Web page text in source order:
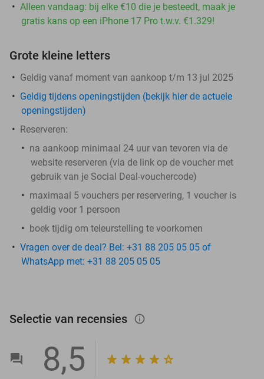
Alleen vandaag: bij elke €10 die je besteedt, maak je
gratis kans op een iPhone 17 Pro t.w.v. €1.329!
Grote kleine letters
Geldig vanaf moment van aankoop t/m 13 jul 2025
Geldig tijdens openingstijden (bekijk hier de actuele
openingstijden)
Reserveren:
na aankoop minimaal 24 uur van tevoren via de
website reserveren (via de link op de voucher met
gebruik van je Social Deal-vouchercode)
maximaal 5 vouchers per reservering, 1 voucher is
geldig voor 1 persoon
boek tijdig om teleurstelling te voorkomen
Vragen over de deal? Bel: +31 88 205 05 05 of
WhatsApp met: +31 88 205 05 05
Selectie van recensies info_outlined
8,5